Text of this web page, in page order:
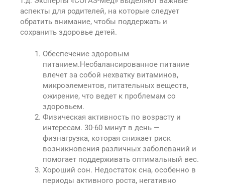
аспекты для родителей, на которые следует
обратить внимание, чтобы поддержать и
сохранить здоровье детей.
Обеспечение здоровым
питанием.Несбалансированное питание
влечет за собой нехватку витаминов,
микроэлементов, питательных веществ,
ожирение, что ведет к проблемам со
здоровьем.
Физическая активность по возрасту и
интересам. 30-60 минут в день —
физнагрузка, которая снижает риск
возникновения различных заболеваний и
помогает поддерживать оптимальный вес.
Хороший сон. Недостаток сна, особенно в
периоды активного роста, негативно